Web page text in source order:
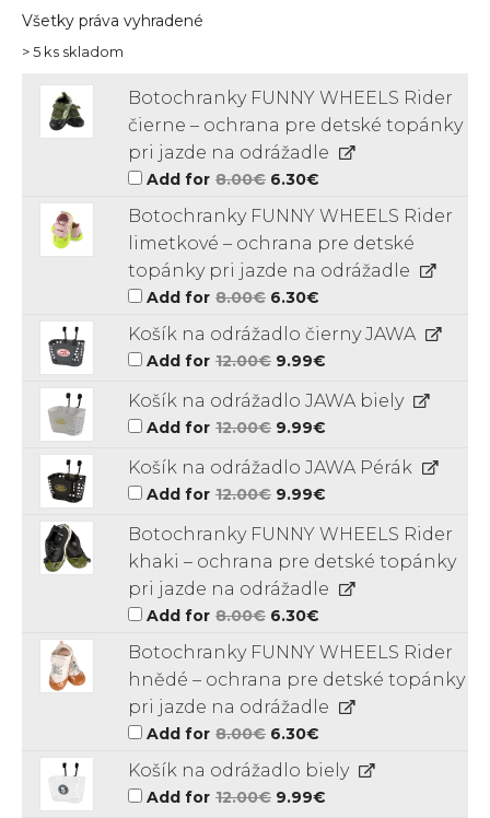
Všetky práva vyhradené
> 5 ks skladom
Botochranky FUNNY WHEELS Rider
čierne – ochrana pre detské topánky
pri jazde na odrážadle
Add for 8.00€ Original
price
8.00€.
6.30€
6.30€.
Botochranky FUNNY WHEELS Rider
limetkové – ochrana pre detské
topánky pri jazde na odrážadle
Add for 8.00€ Original
price
was:
8.00€.
6.30€
6.30€.
Košík na odrážadlo čierny JAWA
Add for 12.00€ Original
price
12.00€.
9.99€
9.99€.
Košík na odrážadlo JAWA biely
Add for 12.00€ Original
price
12.00€.
9.99€
9.99€.
Košík na odrážadlo JAWA Pérák
Add for 12.00€ Original
price
12.00€.
9.99€
9.99€.
Botochranky FUNNY WHEELS Rider
khaki – ochrana pre detské topánky
pri jazde na odrážadle
Add for 8.00€ Original
price
8.00€.
6.30€
6.30€.
Botochranky FUNNY WHEELS Rider
hnědé – ochrana pre detské topánky
pri jazde na odrážadle
Add for 8.00€ Original
price
was:
8.00€.
6.30€
is:
6.30€.
Košík na odrážadlo biely
Add for 12.00€ Original
price
9.99€